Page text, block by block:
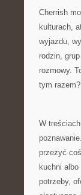
Cherrish
kulturach,
wyjazdu,
rodzin,
rozmowy.
tym razem?
W
przeżyć
kuchni
potrzeby,